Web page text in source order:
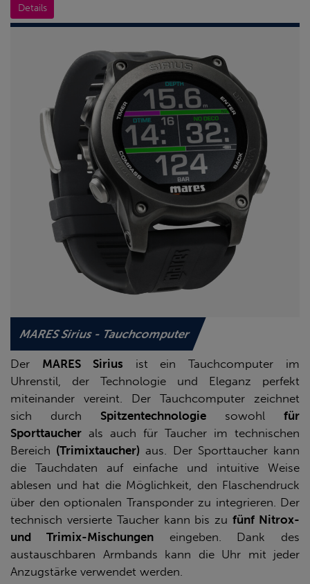
Details
MARES Sirius - Tauchcomputer
Der MARES Sirius ist ein Tauchcomputer im
Uhrenstil, der Technologie und Eleganz perfekt
miteinander vereint. Der Tauchcomputer zeichnet
sich durch Spitzentechnologie sowohl für
Sporttaucher als auch für Taucher im technischen
Bereich (Trimixtaucher) aus. Der Sporttaucher kann
die Tauchdaten auf einfache und intuitive Weise
ablesen und hat die Möglichkeit, den Flaschendruck
über den optionalen Transponder zu integrieren. Der
technisch versierte Taucher kann bis zufünf Nitrox-
und Trimix-Mischungeneingeben. Dank des
austauschbaren Armbands kann die Uhr mit jeder
Anzugstärke verwendet werden.